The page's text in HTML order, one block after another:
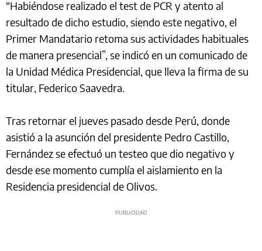
“Habiéndose realizado el test de PCR y atento al
resultado de dicho estudio, siendo este negativo, el
Primer Mandatario retoma sus actividades habituales
de manera presencial”, se indicó en un comunicado de
la Unidad Médica Presidencial, que lleva la firma de su
titular, Federico Saavedra.
Tras retornar el jueves pasado desde Perú, donde
asistió a la asunción del presidente Pedro Castillo,
Fernández se efectuó un testeo que dio negativo y
desde ese momento cumplía el aislamiento en la
Residencia presidencial de Olivos.